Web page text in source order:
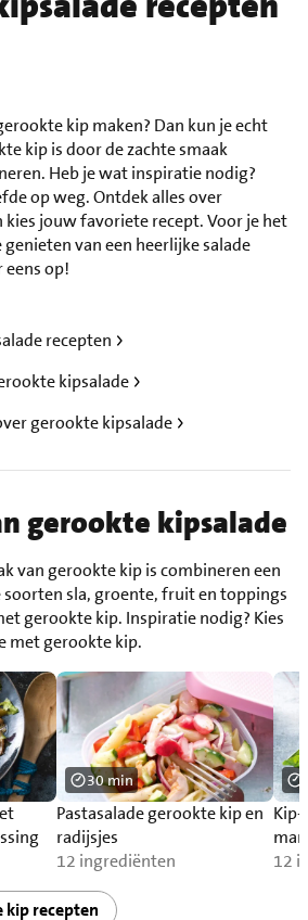
kip maken? Dan kun je echt
kip is door de zachte smaak
Heb je wat inspiratie nodig?
op weg. Ontdek alles over
kies jouw favoriete recept. Voor je het
van een heerlijke salade
op!
recepten
kipsalade
gerookte kipsalade
gerookte kipsalade
van gerookte kip is combineren een
soorten sla, groente, fruit en toppings
gerookte kip. Inspiratie nodig? Kies
met gerookte kip.
Pastasalade gerookte kip en
radijsjes
12 ingrediënten
30 min
12
kip recepten